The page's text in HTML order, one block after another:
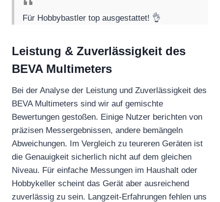
Für Hobbybastler top ausgestattet! 👌
Leistung & Zuverlässigkeit des
BEVA Multimeters
Bei der Analyse der Leistung und Zuverlässigkeit des
BEVA Multimeters sind wir auf gemischte
Bewertungen gestoßen. Einige Nutzer berichten von
präzisen Messergebnissen, andere bemängeln
Abweichungen. Im Vergleich zu teureren Geräten ist
die Genauigkeit sicherlich nicht auf dem gleichen
Niveau. Für einfache Messungen im Haushalt oder
Hobbykeller scheint das Gerät aber ausreichend
zuverlässig zu sein. Langzeit-Erfahrungen fehlen uns